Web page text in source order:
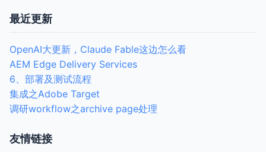
最近更新
OpenAI大更新，Claude Fable这边怎么看
AEM Edge Delivery Services
6、部署及测试流程
集成之Adobe Target
调研workflow之archive page处理
友情链接